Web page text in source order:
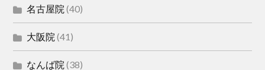
名古屋院 (40)
大阪院 (41)
なんば院 (38)